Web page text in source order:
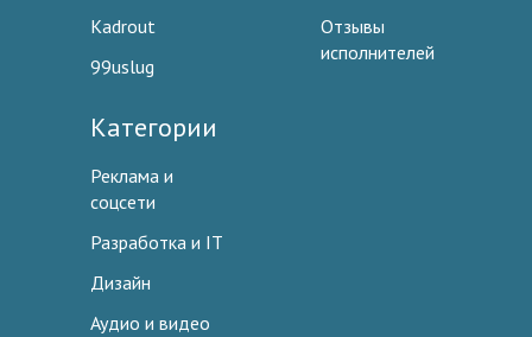
Kadrout
99uslug
Отзывы
исполнителей
Категории
Реклама и
соцсети
Разработка и IT
Дизайн
Аудио и видео